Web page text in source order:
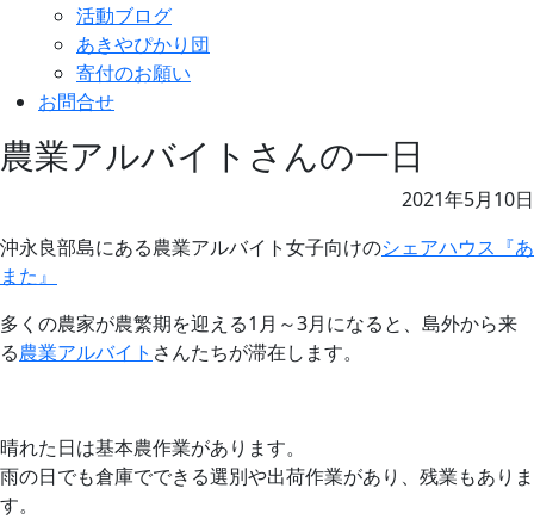
活動ブログ
あきやぴかり団
寄付のお願い
お問合せ
農業アルバイトさんの一日
2021年5月10日
沖永良部島にある農業アルバイト女子向けのシェアハウス『あ
また』
多くの農家が農繁期を迎える1月～3月になると、島外から来
る農業アルバイト さんたちが滞在します。
晴れた日は基本農作業があります。
雨の日でも倉庫でできる選別や出荷作業があり、残業もありま
す。